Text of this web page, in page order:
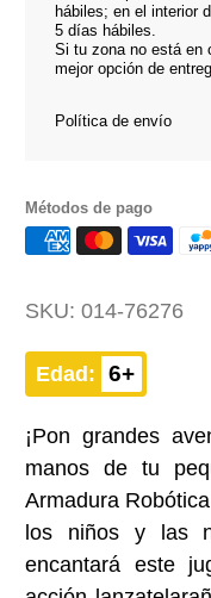
hábiles; en el interior
5 días hábiles.
Si tu zona no está en
mejor opción de
Política de envío
Métodos de pago
SKU: 014-76276
Edad: 6+
¡Pon grandes
manos de tu
Armadura
los niños y las
encantará este